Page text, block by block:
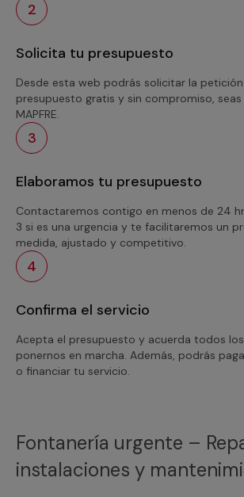
2
Solicita tu presupuesto
Desde esta web podrás solicitar la
presupuesto gratis y sin compromiso,
MAPFRE.
3
Elaboramos tu presupuesto
Contactaremos contigo en menos de 24
3 si es una urgencia y te facilitaremos un
medida, ajustado y competitivo.
4
Confirma el servicio
Acepta el presupuesto y acuerda todos
ponernos en marcha. Además, podrás
o financiar tu servicio.
Fontanería urgente –
instalaciones y